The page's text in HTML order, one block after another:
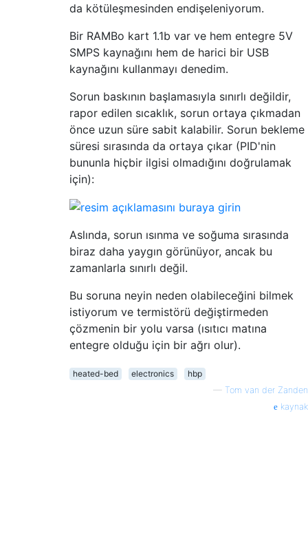
da kötüleşmesinden endişeleniyorum.
Bir RAMBo kart 1.1b var ve hem entegre 5V
SMPS kaynağını hem de harici bir USB
kaynağını kullanmayı denedim.
Sorun baskının başlamasıyla sınırlı değildir,
rapor edilen sıcaklık, sorun ortaya çıkmadan
önce uzun süre sabit kalabilir. Sorun bekleme
süresi sırasında da ortaya çıkar (PID'nin
bununla hiçbir ilgisi olmadığını doğrulamak
için):
Aslında, sorun ısınma ve soğuma sırasında
biraz daha yaygın görünüyor, ancak bu
zamanlarla sınırlı değil.
Bu soruna neyin neden olabileceğini bilmek
istiyorum ve termistörü değiştirmeden
çözmenin bir yolu varsa (ısıtıcı matına
entegre olduğu için bir ağrı olur).
heated-bed electronics
hbp
— Tom van der Zanden
kaynak